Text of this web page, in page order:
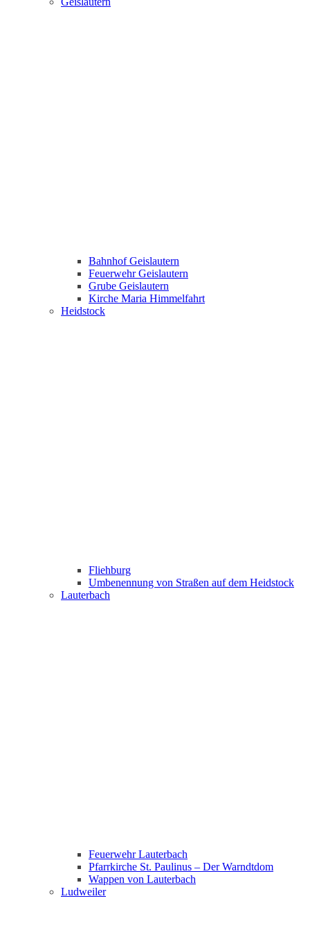
Bahnhof Geislautern
Feuerwehr Geislautern
Grube Geislautern
Kirche Maria Himmelfahrt
Heidstock
Fliehburg
Umbenennung von Straßen auf dem Heidstock
Lauterbach
Feuerwehr Lauterbach
Pfarrkirche St. Paulinus – Der Warndtdom
Wappen von Lauterbach
Ludweiler